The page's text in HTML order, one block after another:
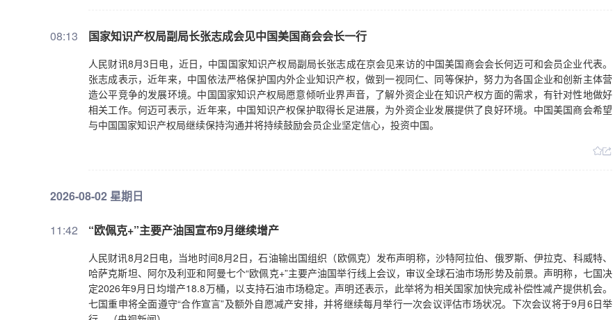
08:13 国家知识产权局副局长张志成会见中国美国商会会长一行
人民财讯8月3日电，近日，中国国家知识产权局副局长张志成在京会见来访的中国美国商会会长何迈可和会员企业代表。
张志成表示，近年来，中国依法严格保护国内外企业知识产权，做到一视同仁、同等保护，努力为各国企业和创新主体营
造公平竞争的发展环境。中国国家知识产权局愿意倾听业界声音，了解外资企业在知识产权方面的需求，有针对性地做好
相关工作。何迈可表示，近年来，中国知识产权保护取得长足进展，为外资企业发展提供了良好环境。中国美国商会希望
与中国国家知识产权局继续保持沟通并将持续鼓励会员企业坚定信心，投资中国。
2026-08-02 星期日
11:42 “欧佩克+”主要产油国宣布9月继续增产
人民财讯8月2日电，当地时间8月2日，石油输出国组织（欧佩克）发布声明称，沙特阿拉伯、俄罗斯、伊拉克、科威特、
哈萨克斯坦、阿尔及利亚和阿曼七个“欧佩克+”主要产油国举行线上会议，审议全球石油市场形势及前景。声明称，七国决
定2026年9月日均增产18.8万桶，以支持石油市场稳定。声明还表示，此举将为相关国家加快完成补偿性减产提供机会。
七国重申将全面遵守“合作宣言”及额外自愿减产安排，并将继续每月举行一次会议评估市场状况。下次会议将于9月6日举